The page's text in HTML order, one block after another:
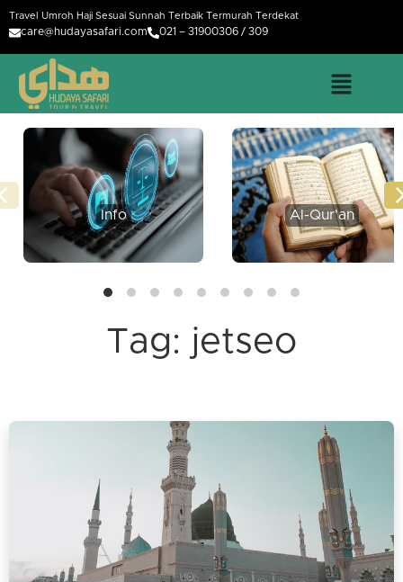
Travel Umroh Haji Sesuai Sunnah Terbaik Termurah Terdekat
care@hudayasafari.com 021 – 31900306 / 309
Info Al-Qur'an
Tag: jetseo